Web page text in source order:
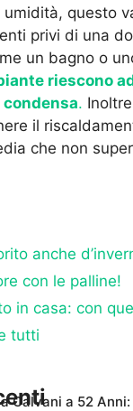
questo
privi di una
un bagno o
riescono
.
il
che non
anche
con le palline!
in casa: con
tutti
Calvani a 52 Anni: